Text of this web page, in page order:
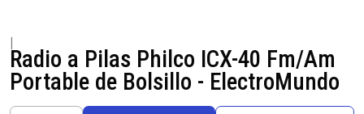
Radio a Pilas Philco ICX-40 Fm/Am
Portable de Bolsillo - ElectroMundo